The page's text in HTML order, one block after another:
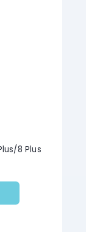
8 Plus